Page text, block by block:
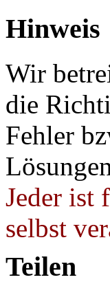
Hinweis
Wir
die
Fehler
Jeder ist
selbst
Teilen